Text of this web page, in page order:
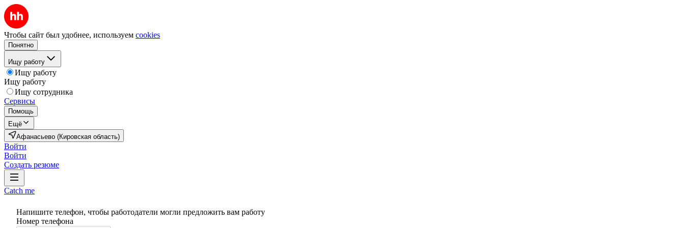
Чтобы сайт был удобнее, используем cookies
Понятно
Ищу работу
Ищу работу
Ищу работу
Ищу сотрудника
Сервисы
Помощь
Ещё
Афанасьево (Кировская область)
Войти
Войти
Создать резюме
Catch me
Напишите телефон, чтобы работодатели могли предложить вам работу
Номер телефона